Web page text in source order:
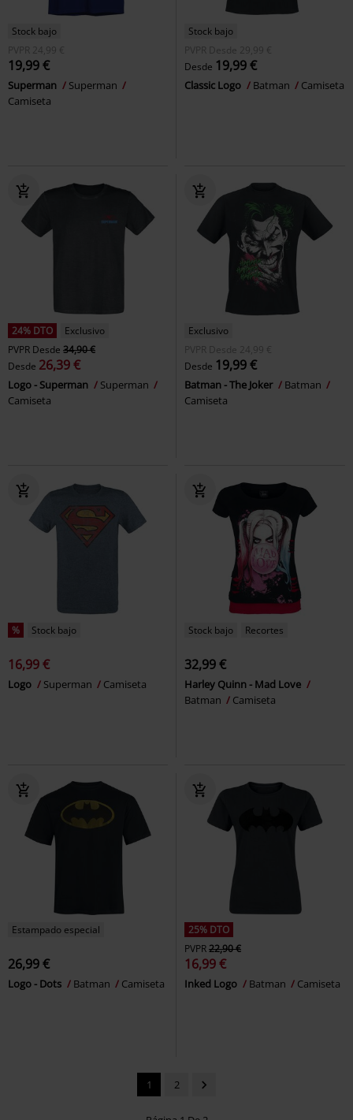
Stock bajo
PVPR 24,99 €
19,99 €
Superman
Superman
Camiseta
Stock bajo
PVPR
Desde 29,99 €
Desde 19,99 €
Classic Logo Batman Camiseta
24% DTO
Exclusivo
PVPR Desde 34,90 €
Desde 26,39 €
Logo - Superman
Superman
Camiseta
Exclusivo
PVPR
Desde 24,99 €
Desde 19,99 €
Batman - The Joker
Batman
Camiseta
% Stock bajo
16,99 €
Logo Superman Camiseta
Stock bajo Recortes
32,99 €
Harley Quinn - Mad Love
Batman
Camiseta
Estampado especial
26,99 €
Logo - Dots Batman Camiseta
25% DTO
PVPR22,90 €
16,99 €
Inked Logo Batman Camiseta
1 2